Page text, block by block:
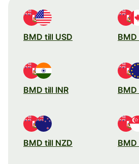
BMD till USD BMD
BMD till INR BMD
BMD till NZD BMD